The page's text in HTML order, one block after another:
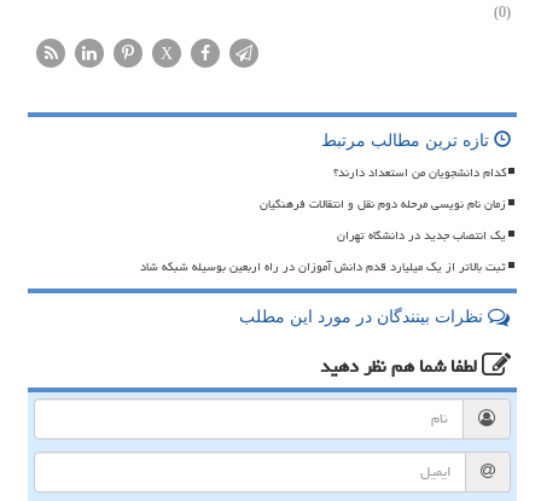
(0)
X
تازه ترین مطالب مرتبط
کدام دانشجویان من استعداد دارند؟
زمان نام نویسی مرحله دوم نقل و انتقالات فرهنگیان
یک انتصاب جدید در دانشگاه تهران
ثبت بالاتر از یک میلیارد قدم دانش آموزان در راه اربعین بوسیله شبکه شاد
نظرات بینندگان در مورد این مطلب
لطفا شما همنظر دهید